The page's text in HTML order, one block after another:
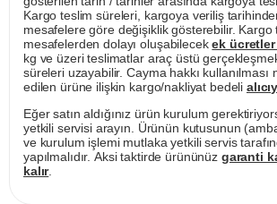
Kargo teslim süreleri, kargoya veriliş
mesafelere göre değişiklik gösterebilir. Kargo
mesafelerden dolayı oluşabilecekek ücretler
kg ve üzeri teslimatlar araç üstü
süreleri uzayabilir. Cayma hakkı kullanılması
edilen ürüne ilişkin kargo/nakliyat bedeli
Eğer satın aldığınız ürün kurulum
yetkili servisi arayın. Ürünün kutusunun
ve kurulum işlemi mutlaka yetkili servis
yapılmalıdır. Aksi taktirde ürününüz garanti
kalır.